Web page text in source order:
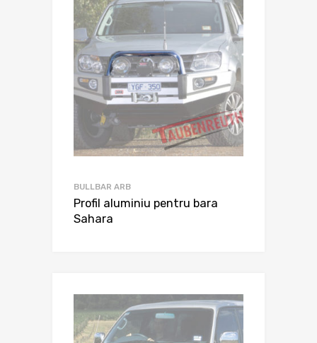
BULLBAR ARB
Profil aluminiu pentru bara
Sahara